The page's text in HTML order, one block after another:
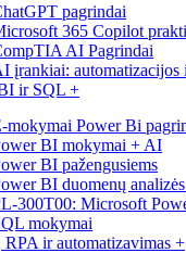
pagrindai
365 Copilot
AI Pagrindai
įrankiai: automatizacijos
ir SQL +
mokymai Power Bi
BI mokymai + AI
BI pažengusiems
BI duomenų
300T00: Microsoft
mokymai
RPA ir automatizavimas +